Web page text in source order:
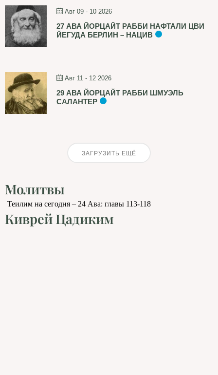
Авг 09 - 10 2026
27 АВА ЙОРЦАЙТ РАББИ НАФТАЛИ ЦВИ
ЙЕГУДА БЕРЛИН – НАЦИВ
Авг 11 - 12 2026
29 АВА ЙОРЦАЙТ РАББИ ШМУЭЛЬ
САЛАНТЕР
ЗАГРУЗИТЬ ЕЩЁ
Молитвы
Теилим на сегодня – 24 Ава: главы 113-118
Киврей Цадиким